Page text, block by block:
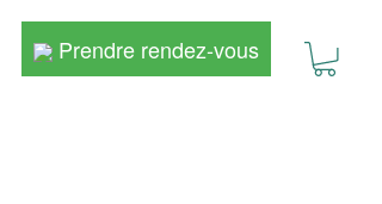
Prendre rendez-vous
Prendre rendez-vous